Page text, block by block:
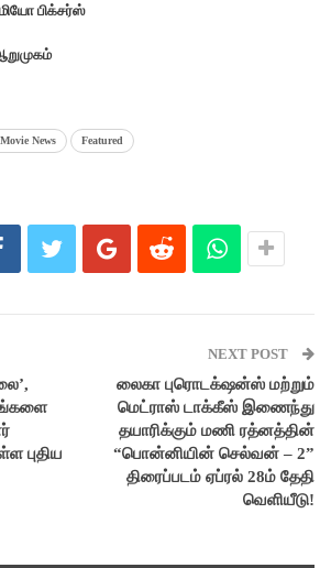
பிக்சர்ஸ்
News Featured
புதிய
NEXT POST
லைகா புரொடக்‌ஷன்ஸ் மற்றும்
மெட்ராஸ் டாக்கீஸ் இணைந்து
தயாரிக்கும் மணி ரத்னத்தின்
“பொன்னியின் செல்வன் – 2”
திரைப்படம் ஏப்ரல் 28ம் தேதி
வெளியீடு!